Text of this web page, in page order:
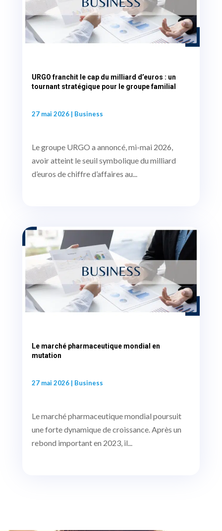
URGO franchit le cap du milliard d’euros : un
tournant stratégique pour le groupe familial
27 mai 2026| Business
Le groupe URGO a annoncé, mi-mai 2026,
avoir atteint le seuil symbolique du milliard
d’euros de chiffre d’affaires au...
Le marché pharmaceutique mondial en
mutation
27 mai 2026| Business
Le marché pharmaceutique mondial poursuit
une forte dynamique de croissance. Après un
rebond important en 2023, il...